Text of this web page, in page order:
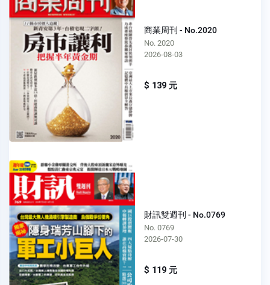
商業周刊 - No.2020
No. 2020
2026-08-03
$ 139 元
財訊雙週刊 - No.0769
No. 0769
2026-07-30
$ 119 元